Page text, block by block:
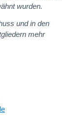
wurden.
und in den
mehr